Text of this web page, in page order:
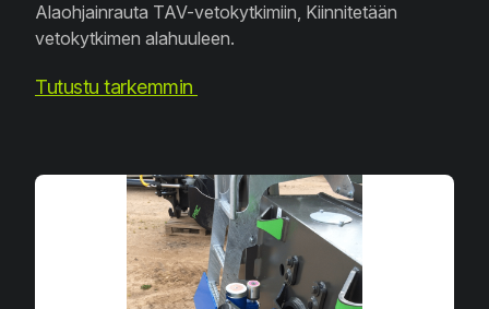
Alaohjainrauta TAV-vetokytkimiin, Kiinnitetään
vetokytkimen alahuuleen.
Tutustu tarkemmin